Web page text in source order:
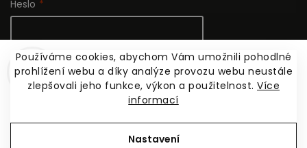
Používáme cookies, abychom Vám umožnili pohodlné
prohlížení webu a díky analýze provozu webu neustále
zlepšovali jeho funkce, výkon a použitelnost. Více
informací
Nastavení
Heslo
Přihlásit se
Nová registrace
Zapomenuté heslo
ARCHIZOOM BOOKS